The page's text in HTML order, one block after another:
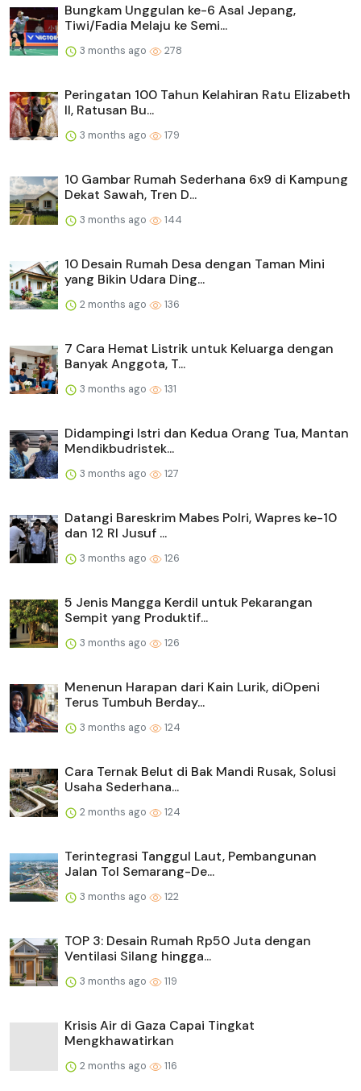
Bungkam Unggulan ke-6 Asal Jepang,
Tiwi/Fadia Melaju ke Semi...
3 months ago 278
Peringatan 100 Tahun Kelahiran Ratu Elizabeth
II, Ratusan Bu...
3 months ago 179
10 Gambar Rumah Sederhana 6x9 di Kampung
Dekat Sawah, Tren D...
3 months ago 144
10 Desain Rumah Desa dengan Taman Mini
yang Bikin Udara Ding...
2 months ago 136
7 Cara Hemat Listrik untuk Keluarga dengan
Banyak Anggota, T...
3 months ago 131
Didampingi Istri dan Kedua Orang Tua, Mantan
Mendikbudristek...
3 months ago 127
Datangi Bareskrim Mabes Polri, Wapres ke-10
dan 12 RI Jusuf ...
3 months ago 126
5 Jenis Mangga Kerdil untuk Pekarangan
Sempit yang Produktif...
3 months ago 126
Menenun Harapan dari Kain Lurik, diOpeni
Terus Tumbuh Berday...
3 months ago 124
Cara Ternak Belut di Bak Mandi Rusak, Solusi
Usaha Sederhana...
2 months ago 124
Terintegrasi Tanggul Laut, Pembangunan
Jalan Tol Semarang-De...
3 months ago 122
TOP 3: Desain Rumah Rp50 Juta dengan
Ventilasi Silang hingga...
3 months ago 119
Krisis Air di Gaza Capai Tingkat
Mengkhawatirkan
2 months ago 116